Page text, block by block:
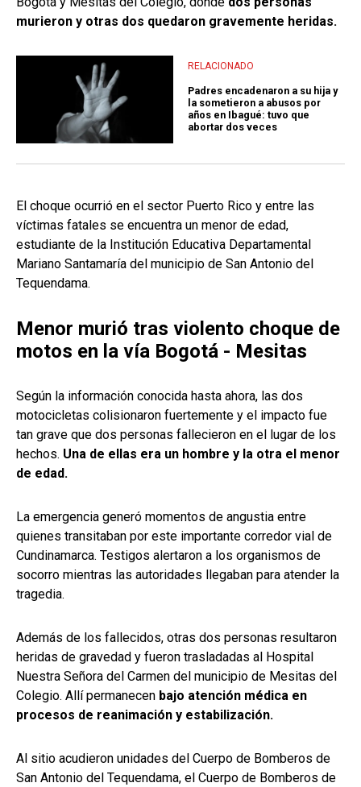
murieron y otras dos quedaron gravemente heridas.
RELACIONADO
Padres encadenaron a su hija y
la sometieron a abusos por
años en Ibagué: tuvo que
abortar dos veces
El choque ocurrió en el sector Puerto Rico y entre las
víctimas fatales se encuentra un menor de edad,
estudiante de la Institución Educativa Departamental
Mariano Santamaría del municipio de San Antonio del
Tequendama.
Menor murió tras violento choque de
motos en la vía Bogotá - Mesitas
Según la información conocida hasta ahora, las dos
motocicletas colisionaron fuertemente y el impacto fue
tan grave que dos personas fallecieron en el lugar de los
hechos. Una de ellas era un hombre y la otra el menor
de edad.
La emergencia generó momentos de angustia entre
quienes transitaban por este importante corredor vial de
Cundinamarca. Testigos alertaron a los organismos de
socorro mientras las autoridades llegaban para atender la
tragedia.
Además de los fallecidos, otras dos personas resultaron
heridas de gravedad y fueron trasladadas al Hospital
Nuestra Señora del Carmen del municipio de Mesitas del
Colegio. Allí permanecen bajo atención médica en
procesos de reanimación y estabilización.
Al sitio acudieron unidades del Cuerpo de Bomberos de
San Antonio del Tequendama, el Cuerpo de Bomberos de